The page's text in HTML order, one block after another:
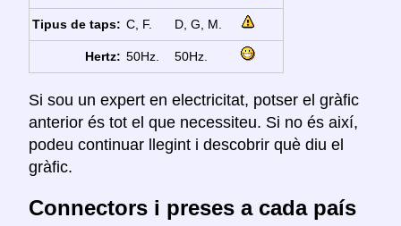
Tipus de taps: C, F. D, G, M.
Hertz: 50Hz. 50Hz.
Si sou un expert en electricitat, potser el gràfic
anterior és tot el que necessiteu. Si no és així,
podeu continuar llegint i descobrir què diu el
gràfic.
Connectors i preses a cada país